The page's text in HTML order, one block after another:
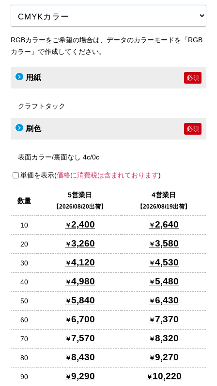
RGBカラーをご希望の場合は、データのカラーモードを「RGB
カラー」で作成してください。
用紙 必須
クラフトタック
刷色 必須
表面カラー/裏面なし 4c/0c
単価を表示(価格に消費税は含まれております)
数量
5営業日
2026/08/20出荷
4営業日
2026/08/19出荷
10 2,400 2,640
20 3,260 3,580
30 4,120 4,530
40 4,980 5,480
50 5,840 6,430
60 6,700 7,370
70 7,570 8,320
80 8,430 9,270
90 9,290 10,220